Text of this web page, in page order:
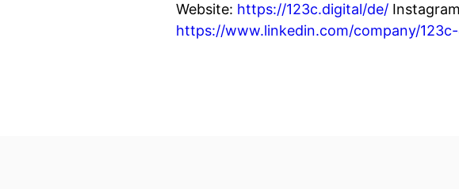
Website: https://123c.digital/de/
https://www.linkedin.com/company/